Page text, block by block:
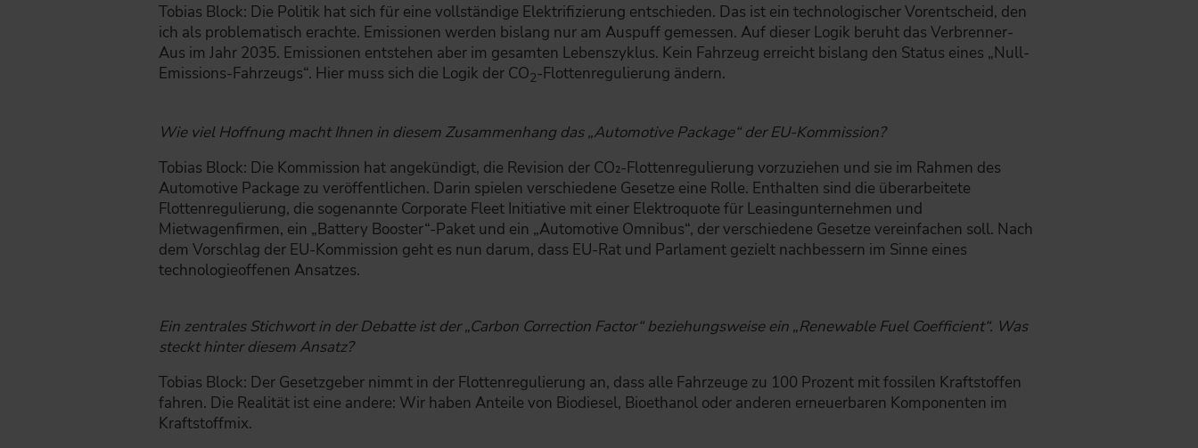
Tobias Block: Die Politik hat sich für eine vollständige Elektrifizierung entschieden. Das ist ein technologischer Vorentscheid, den
ich als problematisch erachte. Emissionen werden bislang nur am Auspuff gemessen. Auf dieser Logik beruht das Verbrenner-
Aus im Jahr 2035. Emissionen entstehen aber im gesamten Lebenszyklus. Kein Fahrzeug erreicht bislang den Status eines „Null-
Emissions-Fahrzeugs“. Hier muss sich die Logik der CO2-Flottenregulierung ändern.
Wie viel Hoffnung macht Ihnen in diesem Zusammenhang das „Automotive Package“ der EU-Kommission?
Tobias Block: Die Kommission hat angekündigt, die Revision der CO₂-Flottenregulierung vorzuziehen und sie im Rahmen des
Automotive Package zu veröffentlichen. Darin spielen verschiedene Gesetze eine Rolle. Enthalten sind die überarbeitete
Flottenregulierung, die sogenannte Corporate Fleet Initiative mit einer Elektroquote für Leasingunternehmen und
Mietwagenfirmen, ein „Battery Booster“-Paket und ein „Automotive Omnibus“, der verschiedene Gesetze vereinfachen soll. Nach
dem Vorschlag der EU-Kommission geht es nun darum, dass EU-Rat und Parlament gezielt nachbessern im Sinne eines
technologieoffenen Ansatzes.
Ein zentrales Stichwort in der Debatte ist der „Carbon Correction Factor“ beziehungsweise ein „Renewable Fuel Coefficient“. Was
steckt hinter diesem Ansatz?
Tobias Block: Der Gesetzgeber nimmt in der Flottenregulierung an, dass alle Fahrzeuge zu 100 Prozent mit fossilen Kraftstoffen
fahren. Die Realität ist eine andere: Wir haben Anteile von Biodiesel, Bioethanol oder anderen erneuerbaren Komponenten im
Kraftstoffmix.